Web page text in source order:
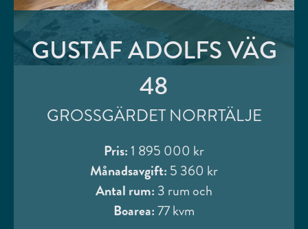
GUSTAF ADOLFS VÄG
48
GROSSGÄRDET NORRTÄLJE
Pris:1 895 000 kr
Månadsavgift: 5 360 kr
Antal rum: 3 rum och
Boarea:77 kvm